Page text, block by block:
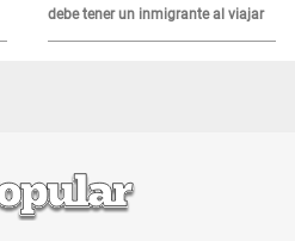
debe tener un inmigrante al viajar